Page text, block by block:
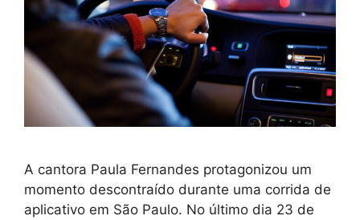
A cantora Paula Fernandes protagonizou um
momento descontraído durante uma corrida de
aplicativo em São Paulo. No último dia 23 de